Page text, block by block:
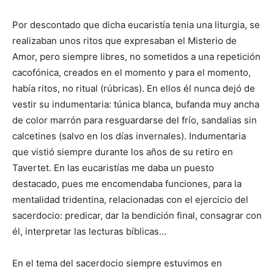
Por descontado que dicha eucaristía tenia una liturgia, se
realizaban unos ritos que expresaban el Misterio de
Amor, pero siempre libres, no sometidos a una repetición
cacofónica, creados en el momento y para el momento,
había ritos, no ritual (rúbricas). En ellos él nunca dejó de
vestir su indumentaria: túnica blanca, bufanda muy ancha
de color marrón para resguardarse del frío, sandalias sin
calcetines (salvo en los días invernales). Indumentaria
que vistió siempre durante los años de su retiro en
Tavertet. En las eucaristías me daba un puesto
destacado, pues me encomendaba funciones, para la
mentalidad tridentina, relacionadas con el ejercicio del
sacerdocio: predicar, dar la bendición final, consagrar con
él, interpretar las lecturas bíblicas…
En el tema del sacerdocio siempre estuvimos en